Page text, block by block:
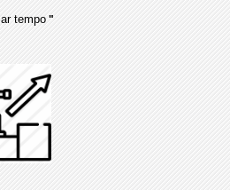
tempo "